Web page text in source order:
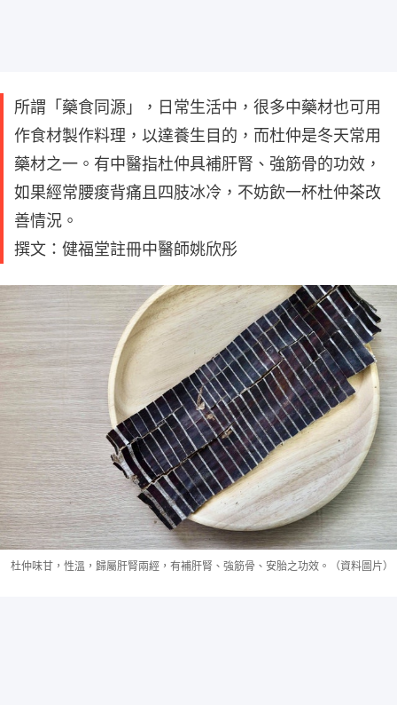
所謂「藥食同源」，日常生活中，很多中藥材也可用
作食材製作料理，以達養生目的，而杜仲是冬天常用
藥材之一。有中醫指杜仲具補肝腎、強筋骨的功效，
如果經常腰痠背痛且四肢冰冷，不妨飲一杯杜仲茶改
善情況。
撰文：健福堂註冊中醫師姚欣彤
杜仲味甘，性溫，歸屬肝腎兩經，有補肝腎、強筋骨、安胎之功效。（資料圖片）